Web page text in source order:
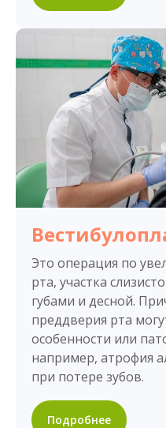
Это операция по
рта, участка
губами и десной.
преддверия рта
особенности или
например, атрофия
при потере зубов.
Подробнее